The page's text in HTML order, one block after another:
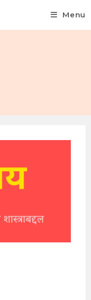
Menu